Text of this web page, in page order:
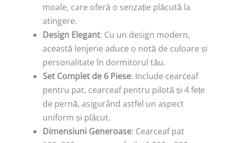
moale, care oferă o senzație plăcută la
atingere.
Design Elegant: Cu un design modern,
această lenjerie aduce o notă de culoare și
personalitate în dormitorul tău.
Set Complet de 6 Piese: Include cearceaf
pentru pat, cearceaf pentru pilotă și 4 fețe
de pernă, asigurând astfel un aspect
uniform și plăcut.
Dimensiuni Generoase: Cearceaf pat